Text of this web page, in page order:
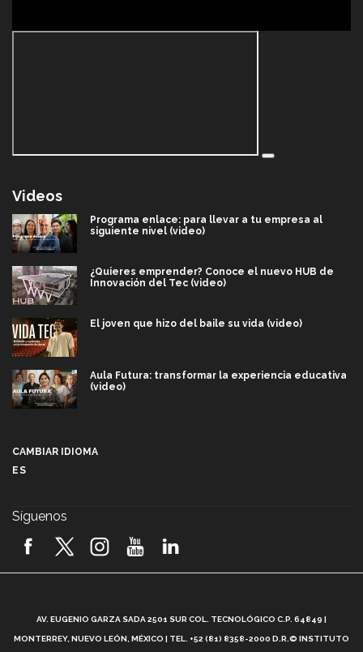
Videos
Programa enlace: para llevar a tu empresa al
siguiente nivel (video)
¿Quieres emprender? Conoce el nuevo HUB de
Innovación del Tec (video)
El joven que hizo del baile su vida (video)
Aula Futura: transformar la experiencia educativa
(video)
2026! (video)
¿Cómo es el Modelo Educativo Tec? (video)
CAMBIAR IDIOMA
ES
Síguenos
AV. EUGENIO GARZA SADA 2501 SUR COL. TECNOLÓGICO C.P. 64849 |
MONTERREY, NUEVO LEÓN, MÉXICO | TEL. +52 (81) 8358-2000 D.R.© INSTITUTO